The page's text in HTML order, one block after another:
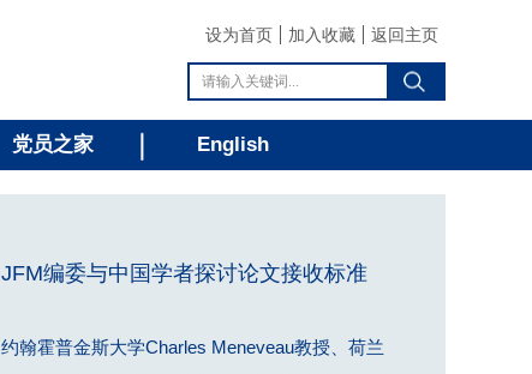
设为首页 加入收藏 返回主页
党员之家 English
JFM编委与中国学者探讨论文接收标准
约翰霍普金斯大学Charles Meneveau教授、荷兰